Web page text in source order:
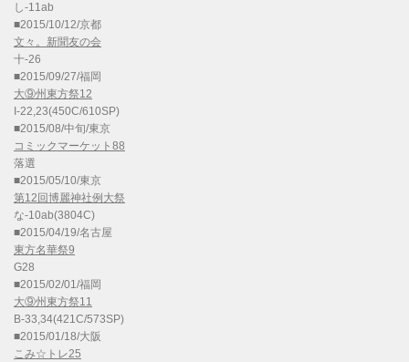
し-11ab
■2015/10/12/京都
文々。新聞友の会
十-26
■2015/09/27/福岡
大⑨州東方祭12
I-22,23(450C/610SP)
■2015/08/中旬/東京
コミックマーケット88
落選
■2015/05/10/東京
第12回博麗神社例大祭
な-10ab(3804C)
■2015/04/19/名古屋
東方名華祭9
G28
■2015/02/01/福岡
大⑨州東方祭11
B-33,34(421C/573SP)
■2015/01/18/大阪
こみ☆トレ25